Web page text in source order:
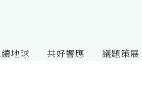
地球 共好響應 議題策展